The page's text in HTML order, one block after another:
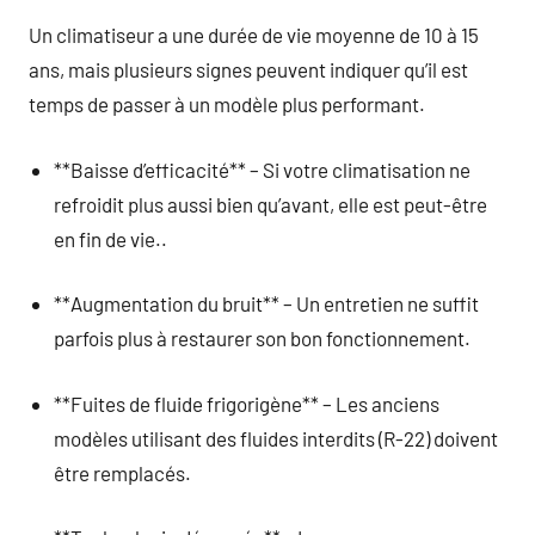
Un climatiseur a une durée de vie moyenne de 10 à 15
ans, mais plusieurs signes peuvent indiquer qu’il est
temps de passer à un modèle plus performant.
**Baisse d’efficacité** – Si votre climatisation ne
refroidit plus aussi bien qu’avant, elle est peut-être
en fin de vie..
**Augmentation du bruit** – Un entretien ne suffit
parfois plus à restaurer son bon fonctionnement.
**Fuites de fluide frigorigène** – Les anciens
modèles utilisant des fluides interdits (R-22) doivent
être remplacés.